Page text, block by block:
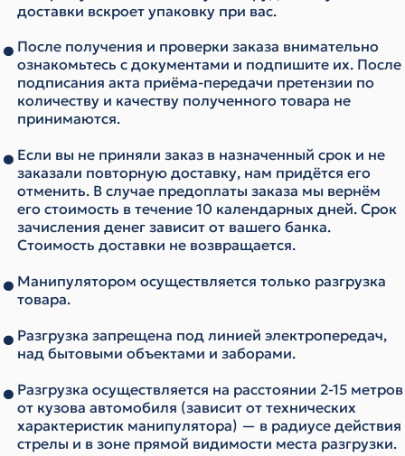
доставки вскроет упаковку при вас.
После получения и проверки заказа внимательно
ознакомьтесь с документами и подпишите их. После
подписания акта приёма-передачи претензии по
количеству и качеству полученного товара не
принимаются.
Если вы не приняли заказ в назначенный срок и не
заказали повторную доставку, нам придётся его
отменить. В случае предоплаты заказа мы вернём
его стоимость в течение 10 календарных дней. Срок
зачисления денег зависит от вашего банка.
Стоимость доставки не возвращается.
Манипулятором осуществляется только разгрузка
товара.
Разгрузка запрещена под линией электропередач,
над бытовыми объектами и заборами.
Разгрузка осуществляется на расстоянии 2-15 метров
от кузова автомобиля (зависит от технических
характеристик манипулятора) — в радиусе действия
стрелы и в зоне прямой видимости места разгрузки.